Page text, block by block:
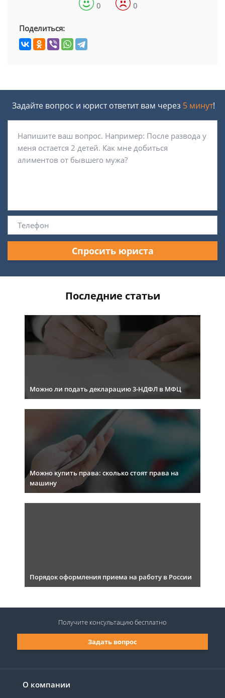
0 0
Поделиться:
Задайте вопрос и юрист ответит вам через 5 минут!
Спросить юриста
Последние статьи
Можно ли подать декларацию 3-НДФЛ в МФЦ
Можно купить права: сколько стоят права на
машину
Порядок оформления приема на работу в России
О компании
Задать вопрос
Получите консультациюбесплатно